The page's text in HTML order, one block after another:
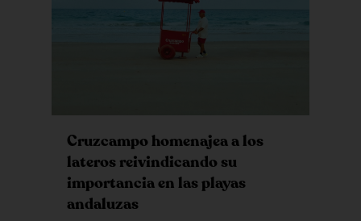
Cruzcampo homenajea a los
lateros reivindicando su
importancia en las playas
andaluzas